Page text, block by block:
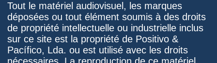
Tout le matériel audiovisuel, les marques
déposées ou tout élément soumis à des droits
de propriété intellectuelle ou industrielle inclus
sur ce site est la propriété de Positivo &
Pacífico, Lda. ou est utilisé avec les droits